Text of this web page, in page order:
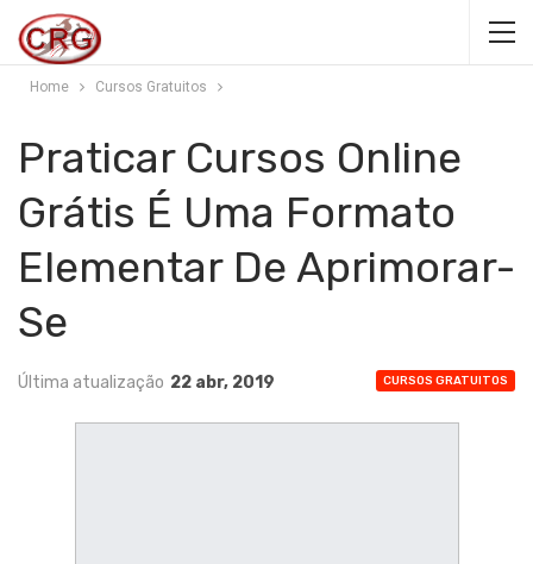
Home Cursos Gratuitos
Praticar Cursos Online
Grátis É Uma Formato
Elementar De Aprimorar-
Se
CURSOS GRATUITOS
Última atualização 22 abr, 2019